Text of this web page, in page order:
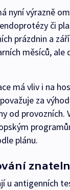
nyní výrazně
či
prázdnin a
měsíců,
má vliv i na
za
od provozních.
plánu.
u antigenních